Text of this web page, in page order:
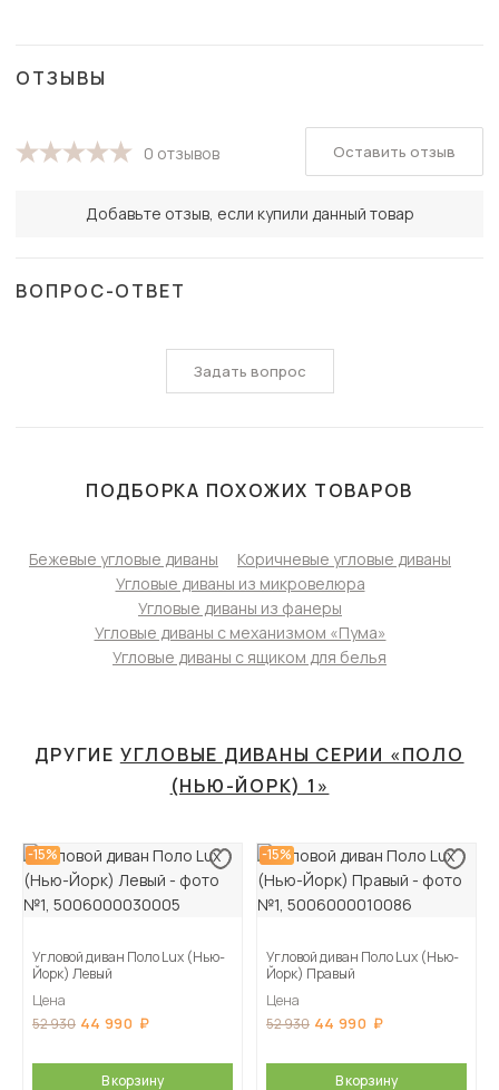
ОТЗЫВЫ
0 отзывов
Добавьте отзыв, если купили данный товар
Оставить отзыв
ВОПРОС-ОТВЕТ
Задать вопрос
ПОДБОРКА ПОХОЖИХ ТОВАРОВ
Бежевые угловые диваны
Коричневые угловые диваны
Угловые диваны из микровелюра
Угловые диваны из фанеры
Угловые диваны с механизмом «Пума»
Угловые диваны с ящиком для белья
ДРУГИЕ УГЛОВЫЕ ДИВАНЫ СЕРИИ «ПОЛО
(НЬЮ-ЙОРК) 1»
-15%
Угловой диван Поло Lux (Нью-
Йорк) Левый
Цена
52 930 44 990
В корзину
-15%
Угловой диван Поло Lux (Нью-
Йорк) Правый
Цена
52 930 44 990
В корзину